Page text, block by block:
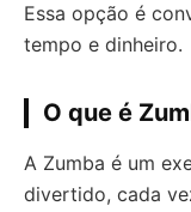
Essa opção é
tempo e dinheiro.
O que é
A Zumba é um
divertido, cada